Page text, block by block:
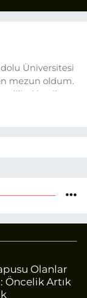
Üniversitesi
mezun oldum.
dijital içerik
Olanlar
Öncelik Artık